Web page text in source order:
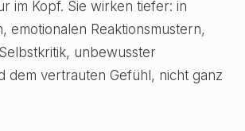
im Kopf. Sie wirken tiefer: in
emotionalen Reaktionsmustern,
unbewusster
dem vertrauten Gefühl, nicht ganz